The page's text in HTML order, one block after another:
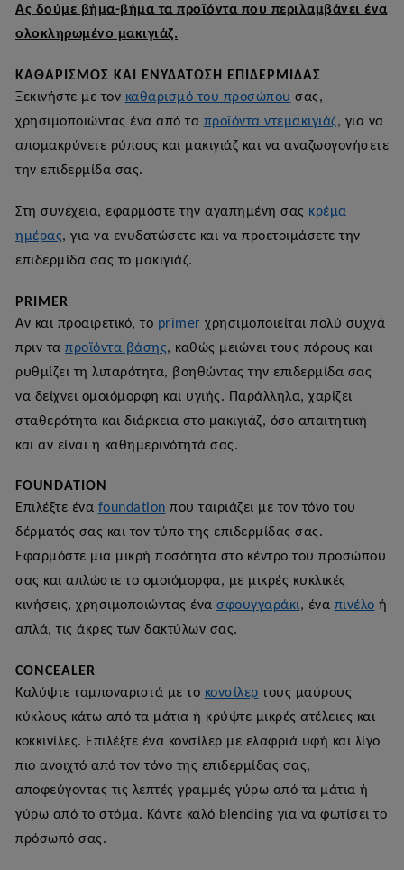
Ας δούμε βήμα-βήμα τα προϊόντα που περιλαμβάνει ένα
ολοκληρωμένο μακιγιάζ.
ΚΑΘΑΡΙΣΜΌΣ ΚΑΙ ΕΝΥΔΆΤΩΣΗ ΕΠΙΔΕΡΜΊΔΑΣ
Ξεκινήστε με τον καθαρισμό του προσώπου σας,
χρησιμοποιώντας ένα από τα προϊόντα ντεμακιγιάζ, για να
απομακρύνετε ρύπους και μακιγιάζ και να αναζωογονήσετε
την επιδερμίδα σας.
Στη συνέχεια, εφαρμόστε την αγαπημένη σας κρέμα
ημέρας, για να ενυδατώσετε και να προετοιμάσετε την
επιδερμίδα σας το μακιγιάζ.
PRIMER
Αν και προαιρετικό, το primer χρησιμοποιείται πολύ συχνά
πριν τα προϊόντα βάσης, καθώς μειώνει τους πόρους και
ρυθμίζει τη λιπαρότητα, βοηθώντας την επιδερμίδα σας
να δείχνει ομοιόμορφη και υγιής. Παράλληλα, χαρίζει
σταθερότητα και διάρκεια στο μακιγιάζ, όσο απαιτητική
και αν είναι η καθημερινότητά σας.
FOUNDATION
Επιλέξτε ένα foundation που ταιριάζει με τον τόνο του
δέρματός σας και τον τύπο της επιδερμίδας σας.
Εφαρμόστε μια μικρή ποσότητα στο κέντρο του προσώπου
σας και απλώστε το ομοιόμορφα, με μικρές κυκλικές
κινήσεις, χρησιμοποιώντας ένα σφουγγαράκι, ένα πινέλο ή
απλά, τις άκρες των δακτύλων σας.
CONCEALER
Καλύψτε ταμποναριστά με το κονσίλερ τους μαύρους
κύκλους κάτω από τα μάτια ή κρύψτε μικρές ατέλειες και
κοκκινίλες. Επιλέξτε ένα κονσίλερ με ελαφριά υφή και λίγο
πιο ανοιχτό από τον τόνο της επιδερμίδας σας,
αποφεύγοντας τις λεπτές γραμμές γύρω από τα μάτια ή
γύρω από το στόμα. Κάντε καλό blending για να φωτίσει το
πρόσωπό σας.